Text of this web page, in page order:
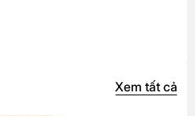
Xem tất cả